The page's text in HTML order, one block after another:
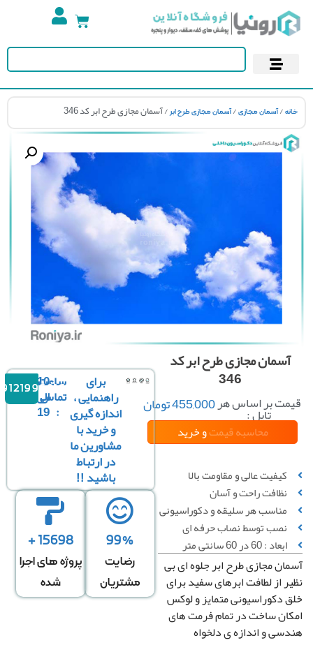
آسمان مجازی/آسمان مجازی طرح ابر/ آسمان مجازی طرح ابر کد 346
آسمان مجازی طرح ابر کد
346
بر اساس هر
تایل : 455,000تومان
کیفیت عالی و مقاومت بالا
نظافت راحت و آسان
مناسب هر سلیقه و دکوراسیونی
نصب توسط نصاب حرفه ای
ابعاد : 60 در 60 سانتی متر
محاسبه قیمتو خرید
↔ عرض سقف طول سقف
تعداد تایل
0
قیمت کل
0تومان
مجازی طرح ابر جلوه ای بی
از لطافت ابرهای سفید برای
دکوراسیونی متمایز و لوکس
ساخت در تمام فرمت های
و اندازه ی دلخواه
برای
راهنمایی ،
اندازه گیری
و خرید با
مشاورین ما
در ارتباط
باشید !!
ساعت
تماس
:
10
الی
19
09121996816
99%
رضایت
مشتریان
15698 +
پروژه های اجرا